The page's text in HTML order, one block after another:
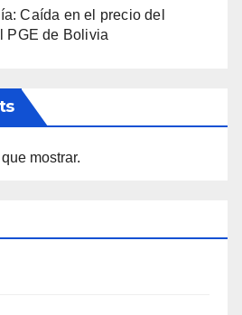
Caída en el precio del
PGE de Bolivia
mostrar.